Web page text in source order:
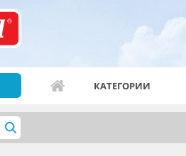
КАТЕГОРИИ